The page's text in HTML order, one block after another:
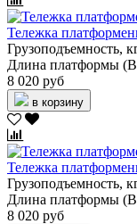
Тележка
Грузоподъемность,
Длина платформы
8 020 руб
в корзину
Тележка
Грузоподъемность,
Длина платформы
8 020 руб